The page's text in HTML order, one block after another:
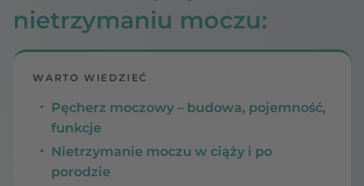
nietrzymaniu moczu:
WARTO WIEDZIEĆ
Pęcherz moczowy – budowa, pojemność,
funkcje
Nietrzymanie moczu w ciąży i po
porodzie